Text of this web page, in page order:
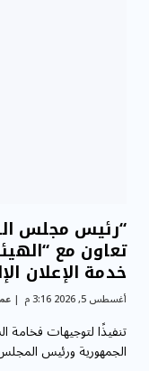
“رئيس مجلس
تعاون مع
خدمة الإعلان
أغسطس 5, 2026 3:16 م
تنفيذًا لتوجيهات
الجمهورية ورئيس